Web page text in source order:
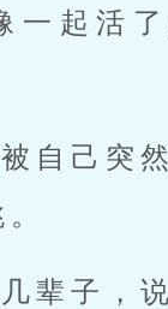
一起活
自己突
辈子，